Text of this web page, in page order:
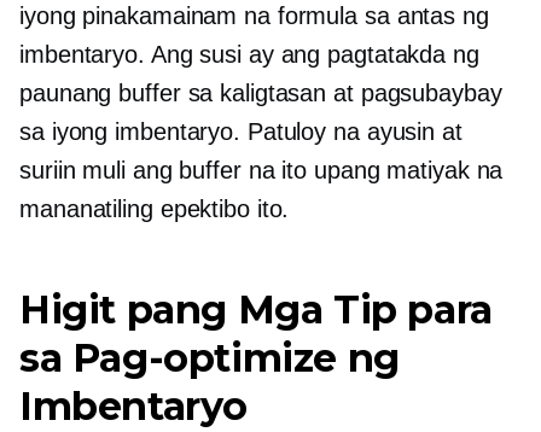
iyong pinakamainam na formula sa antas ng
imbentaryo. Ang susi ay ang pagtatakda ng
paunang buffer sa kaligtasan at pagsubaybay
sa iyong imbentaryo. Patuloy na ayusin at
suriin muli ang buffer na ito upang matiyak na
mananatiling epektibo ito.
Higit pang Mga Tip para
sa Pag-optimize ng
Imbentaryo